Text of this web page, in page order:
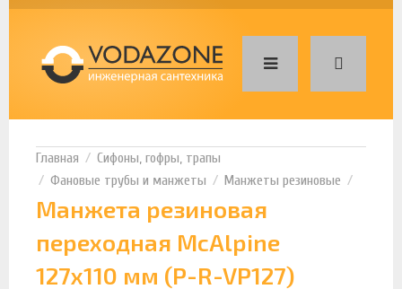
Сифоны, гофры, трапы
Фановые трубы и манжеты
Манжеты резиновые
Манжета резиновая
переходная McAlpine
127x110 мм (P-R-VP127)